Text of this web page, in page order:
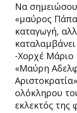
Να
«μαύρος
καταγωγή,
-Χορχέ Μάριο
«Μαύρη
ολόκληρου
εκλεκτός της